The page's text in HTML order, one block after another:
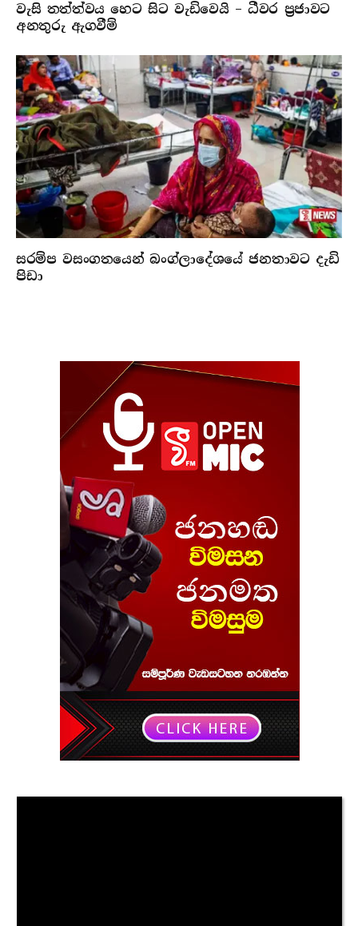
වැසි තත්ත්වය හෙට සිට වැඩිවෙයි – ධීවර ප්‍රජාවට
අනතුරු ඇගවීම්
සරම්ප වසංගතයෙන් බංග්ලාදේශයේ ජනතාවට දැඩි
පිඩා